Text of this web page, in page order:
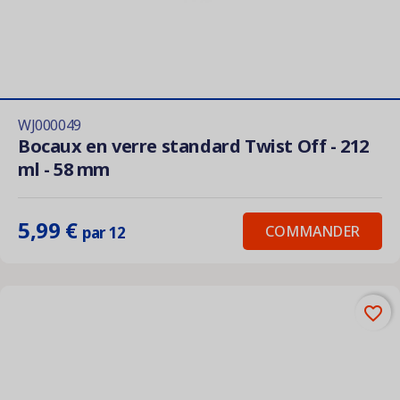
WJ000049
Bocaux en verre standard Twist Off - 212
ml - 58 mm
5,99 € par 12 COMMANDER
favorite_border